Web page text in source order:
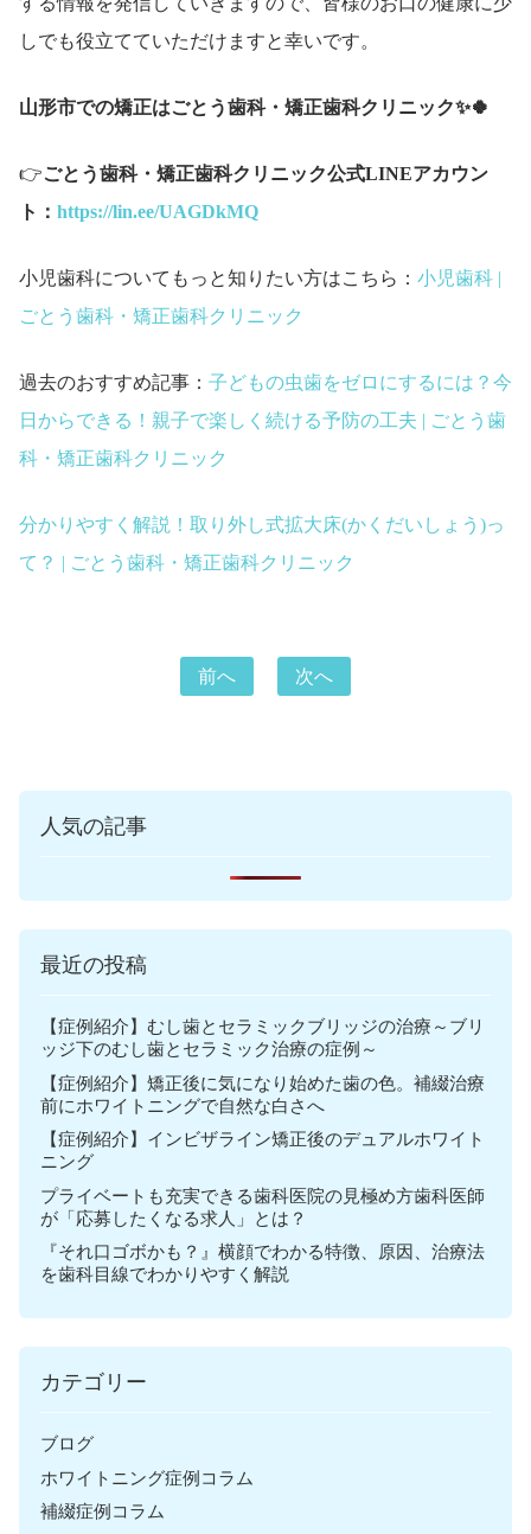
しでも役立てていただけますと幸いです。
山形市での矯正はごとう歯科・矯正歯科クリニック✨🍀
👉ごとう歯科・矯正歯科クリニック公式LINEアカウン
ト： https://lin.ee/UAGDkMQ
小児歯科についてもっと知りたい方はこちら： 小児歯科 |
ごとう歯科・矯正歯科クリニック
過去のおすすめ記事： 子どもの虫歯をゼロにするには？今
日からできる！親子で楽しく続ける予防の工夫 | ごとう歯
科・矯正歯科クリニック
分かりやすく解説！取り外し式拡大床(かくだいしょう)っ
て？ | ごとう歯科・矯正歯科クリニック
前へ 次へ
人気の記事
最近の投稿
【症例紹介】むし歯とセラミックブリッジの治療～ブリ
ッジ下のむし歯とセラミック治療の症例～
【症例紹介】矯正後に気になり始めた歯の色。補綴治療
前にホワイトニングで自然な白さへ
【症例紹介】インビザライン矯正後のデュアルホワイト
ニング
プライベートも充実できる歯科医院の見極め方歯科医師
が「応募したくなる求人」とは？
『それ口ゴボかも？』横顔でわかる特徴、原因、治療法
を歯科目線でわかりやすく解説
カテゴリー
ブログ
ホワイトニング症例コラム
補綴症例コラム